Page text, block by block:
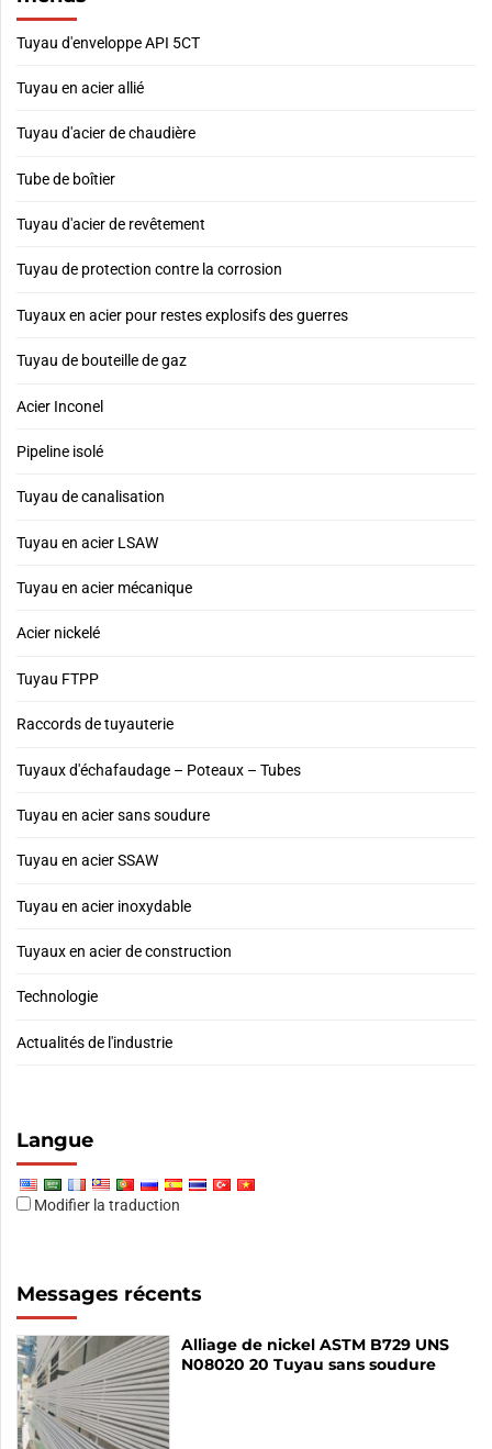
Tuyau d'enveloppe API 5CT
Tuyau en acier allié
Tuyau d'acier de chaudière
Tube de boîtier
Tuyau d'acier de revêtement
Tuyau de protection contre la corrosion
Tuyaux en acier pour restes explosifs des guerres
Tuyau de bouteille de gaz
Acier Inconel
Pipeline isolé
Tuyau de canalisation
Tuyau en acier LSAW
Tuyau en acier mécanique
Acier nickelé
Tuyau FTPP
Raccords de tuyauterie
Tuyaux d'échafaudage – Poteaux – Tubes
Tuyau en acier sans soudure
Tuyau en acier SSAW
Tuyau en acier inoxydable
Tuyaux en acier de construction
Technologie
Actualités de l'industrie
Langue
Modifier la traduction
Messages récents
Alliage de nickel ASTM B729 UNS
N08020 20 Tuyau sans soudure